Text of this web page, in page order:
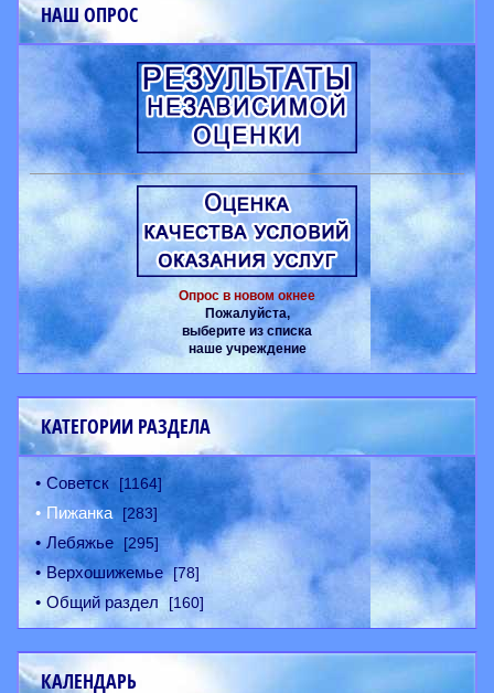
НАШ ОПРОС
Опрос в новом окнее
Пожалуйста,
выберите из списка
наше учреждение
КАТЕГОРИИ РАЗДЕЛА
Советск [1164]
Пижанка [283]
Лебяжье [295]
Верхошижемье [78]
Общий раздел [160]
КАЛЕНДАРЬ